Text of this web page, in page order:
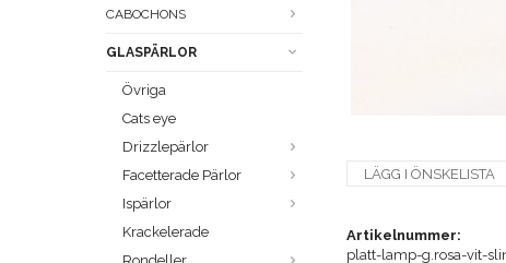
CABOCHONS
GLASPÄRLOR
Övriga
Cats eye
Drizzlepärlor
Facetterade Pärlor
Ispärlor
Krackelerade
LÄGG I ÖNSKELISTA
Artikelnummer:
platt-lamp-g.rosa-vit-